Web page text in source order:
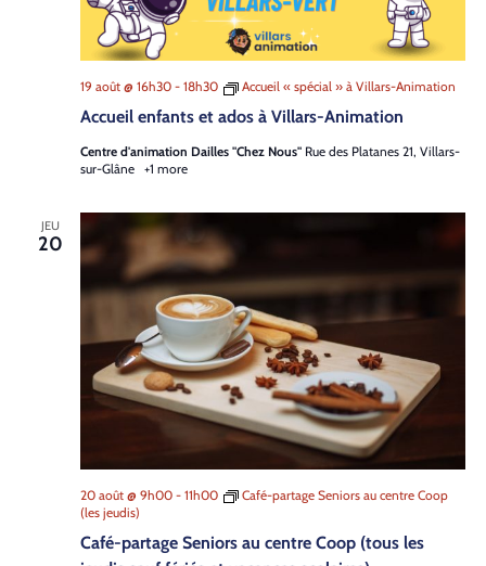
Accueil enfants et ados à Villars-Animation
19 août @ 16h30- 18h30 Accueil « spécial » à Villars-Animation
Centre d'animation Dailles "Chez Nous" Rue des Platanes 21, Villars-
sur-Glâne +1 more
JEU
20
Café-partage Seniors au centre Coop (tous les
20 août @ 9h00- 11h00
Café-partage Seniors au centre Coop
(les jeudis)